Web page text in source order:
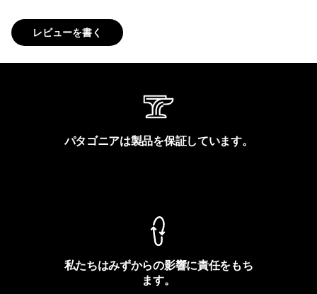
レビューを書く
パタゴニアは製品を保証しています。
私たちはみずからの影響に責任をもち
ます。